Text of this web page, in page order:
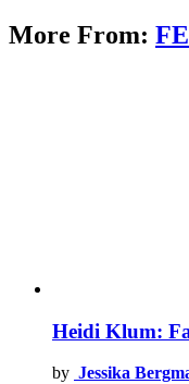
More From:
Heidi Klum:
by Jessika